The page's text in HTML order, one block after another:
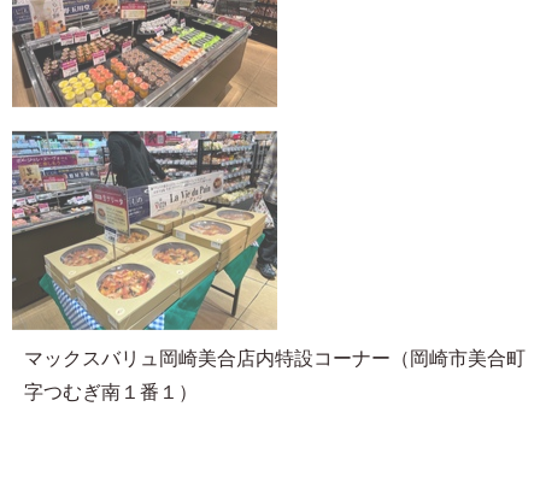
マックスバリュ岡崎美合店内特設コーナー（岡崎市美合町
字つむぎ南１番１）